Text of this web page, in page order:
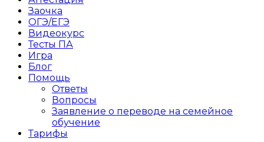
Заочка
ОГЭ/ЕГЭ
Видеокурс
Тесты ПА
Игра
Блог
Помощь
Ответы
Вопросы
Заявление о переводе на семейное
обучение
Тарифы